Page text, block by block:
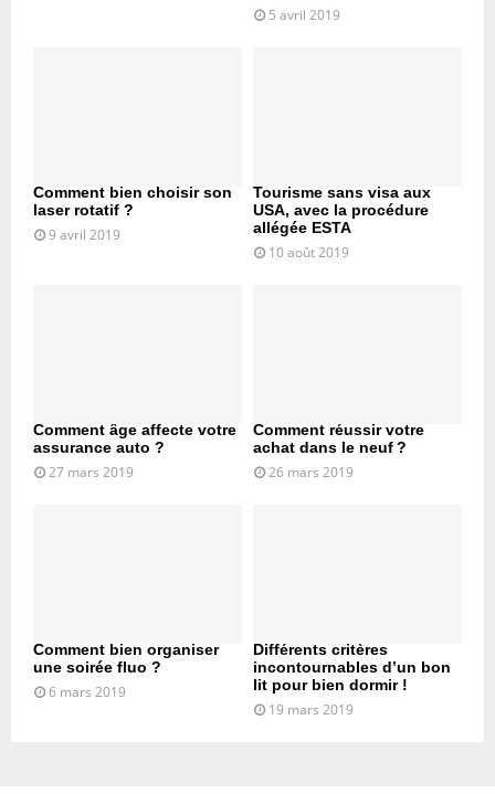
5 avril 2019
Comment bien choisir son
laser rotatif ?
9 avril 2019
Tourisme sans visa aux
USA, avec la procédure
allégée ESTA
10 août 2019
Comment âge affecte votre
assurance auto ?
27 mars 2019
Comment réussir votre
achat dans le neuf ?
26 mars 2019
Comment bien organiser
une soirée fluo ?
6 mars 2019
Différents critères
incontournables d’un bon
lit pour bien dormir !
19 mars 2019